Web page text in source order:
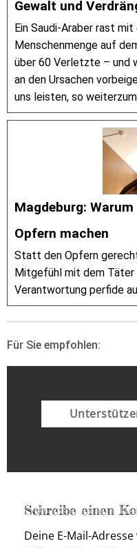
Gewalt und
Ein Saudi-Araber rast
Menschenmenge auf
über 60 Verletzte – und
an den Ursachen
uns leisten, so
Magdeburg:
Opfern machen
Statt den Opfern
Mitgefühl mit dem Täter
Verantwortung perfide
Für Sie empfohlen:
Schreibe einen
Deine E-Mail-